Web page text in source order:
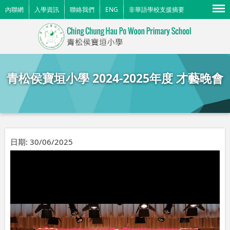
內聯網 入學資訊 聯絡我們 ENG 非華語學校支援摘要
青松侯寶垣小學 2024-2025年度 才藝晚會
Menu
日期: 30/06/2025